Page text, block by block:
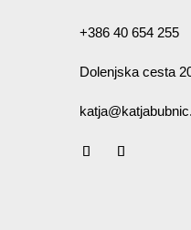
+386 40 654 255
Dolenjska cesta